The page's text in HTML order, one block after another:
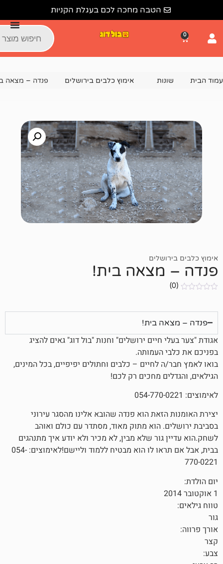
הטבה מחכה לכם בעגלת הקניות
אימוץ כלבים בירושלים פנדה – מצאה בית!
בית!
בית!
חיים ירושלים" וחנות "בול דוג" גאים להציג
העמותה.
לחיים – כלבים וחתולים יפיפיים, בכל המינים,
מחכים רק לכם!
הוא פנדה שהובא אלינו מהסגר עירוני
הוא מתוק מאוד, מסתדר עם כולם ואוהב
שלא מבין, לא מכיר ולא יודע איך מתנהגים
בבית, אבל אם תראו לו הוא מבטיח ללמוד וליישם!לאימוצים: 054-